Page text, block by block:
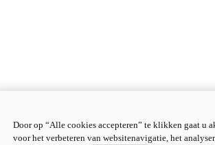
Door op “Alle cookies accepteren” te klikken gaat u
voor het verbeteren van websitenavigatie, het